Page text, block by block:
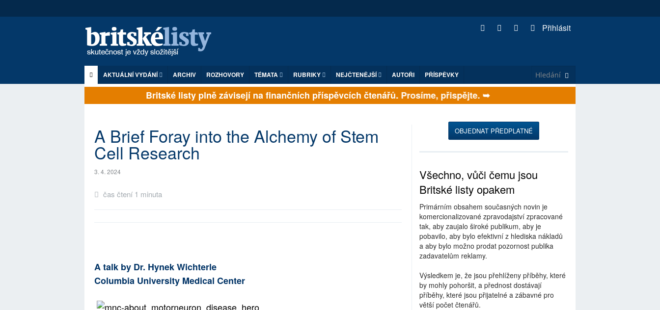
Přihlásit
AKTUÁLNÍ VYDÁNÍ ARCHIV ROZHOVORY TÉMATA RUBRIKY NEJČTENĚJŠÍ AUTOŘI PŘÍSPĚVKY
Britské listy plně závisejí na finančních příspěvcích čtenářů. Prosíme, přispějte. ➥
A Brief Foray into the Alchemy of Stem
Cell Research
3. 4. 2024
čas čtení 1 minuta
A talk by Dr. Hynek Wichterle
Columbia University Medical Center
OBJEDNAT PŘEDPLATNÉ
Všechno, vůči čemu jsou
Britské listy opakem
Primárním obsahem současných novin je
komercionalizované zpravodajství zpracované
tak, aby zaujalo široké publikum, aby je
pobavilo, aby bylo efektivní z hlediska nákladů
a aby bylo možno prodat pozornost publika
zadavatelům reklamy.
Výsledkem je, že jsou přehlíženy příběhy, které
by mohly pohoršit, a přednost dostávají
příběhy, které jsou přijatelné a zábavné pro
větší počet čtenářů.